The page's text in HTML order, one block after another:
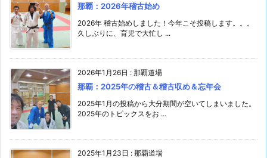
那覇：2026年稽古始め
2026年 稽古始めしました！今年こそ投稿します。。。
久しぶりに、育児で大忙し ...
2026年1月26日 : 那覇道場
那覇：2025年の稽古＆稽古収め＆忘年会
2025年1月の投稿から大分期間が空いてしまいました。
2025年のトピックスをお ...
2025年1月23日 : 那覇道場